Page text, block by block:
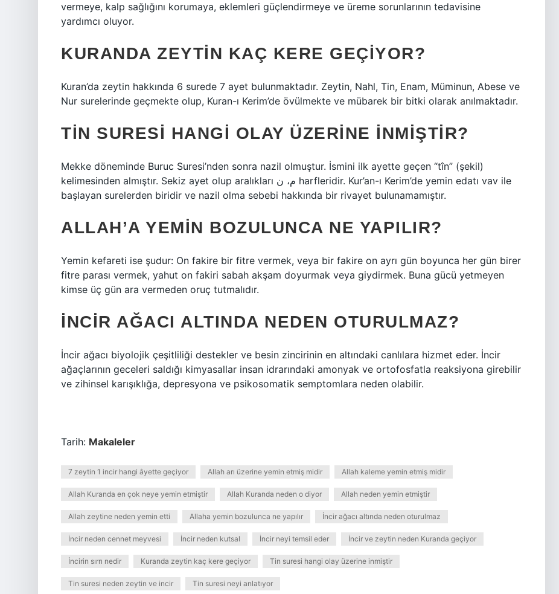
vermeye, kalp sağlığını korumaya, eklemleri güçlendirmeye ve üreme sorunlarının tedavisine
yardımcı oluyor.
KURANDA ZEYTIN KAÇ KERE GEÇIYOR?
Kuran’da zeytin hakkında 6 surede 7 ayet bulunmaktadır. Zeytin, Nahl, Tin, Enam, Müminun, Abese ve
Nur surelerinde geçmekte olup, Kuran-ı Kerim’de övülmekte ve mübarek bir bitki olarak anılmaktadır.
TIN SURESI HANGI OLAY ÜZERINE INMIŞTIR?
Mekke döneminde Buruc Suresi’nden sonra nazil olmuştur. İsmini ilk ayette geçen “tîn” (şekil)
kelimesinden almıştır. Sekiz ayet olup aralıkları م، ن harfleridir. Kur’an-ı Kerim’de yemin edatı vav ile
başlayan surelerden biridir ve nazil olma sebebi hakkında bir rivayet bulunamamıştır.
ALLAH’A YEMIN BOZULUNCA NE YAPILIR?
Yemin kefareti ise şudur: On fakire bir fitre vermek, veya bir fakire on ayrı gün boyunca her gün birer
fitre parası vermek, yahut on fakiri sabah akşam doyurmak veya giydirmek. Buna gücü yetmeyen
kimse üç gün ara vermeden oruç tutmalıdır.
İNCIR AĞACI ALTINDA NEDEN OTURULMAZ?
İncir ağacı biyolojik çeşitliliği destekler ve besin zincirinin en altındaki canlılara hizmet eder. İncir
ağaçlarının geceleri saldığı kimyasallar insan idrarındaki amonyak ve ortofosfatla reaksiyona girebilir
ve zihinsel karışıklığa, depresyona ve psikosomatik semptomlara neden olabilir.
Tarih: Makaleler
7 zeytin 1 incir hangi âyette geçiyor Allah arı üzerine yemin etmiş midir Allah kaleme yemin etmiş midir
Allah Kuranda en çok neye yemin etmiştir Allah Kuranda neden o diyor Allah neden yemin etmiştir
Allah zeytine neden yemin etti Allaha yemin bozulunca ne yapılır İncir ağacı altında neden oturulmaz
İncir neden cennet meyvesi İncir neden kutsal İncir neyi temsil eder İncir ve zeytin neden Kuranda geçiyor
İncirin sırrı nedir Kuranda zeytin kaç kere geçiyor Tin suresi hangi olay üzerine inmiştir
Tin suresi neden zeytin ve incir Tin suresi neyi anlatıyor